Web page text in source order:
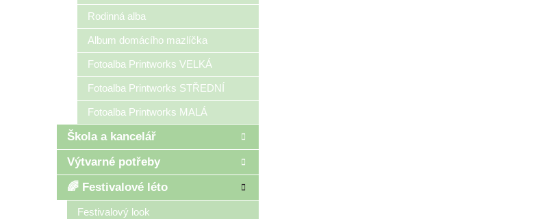
Rodinná alba
Album domácího mazlíčka
Fotoalba Printworks VELKÁ
Fotoalba Printworks STŘEDNÍ
Fotoalba Printworks MALÁ
Škola a kancelář
Výtvarné potřeby
🌈 Festivalové léto
Festivalový look